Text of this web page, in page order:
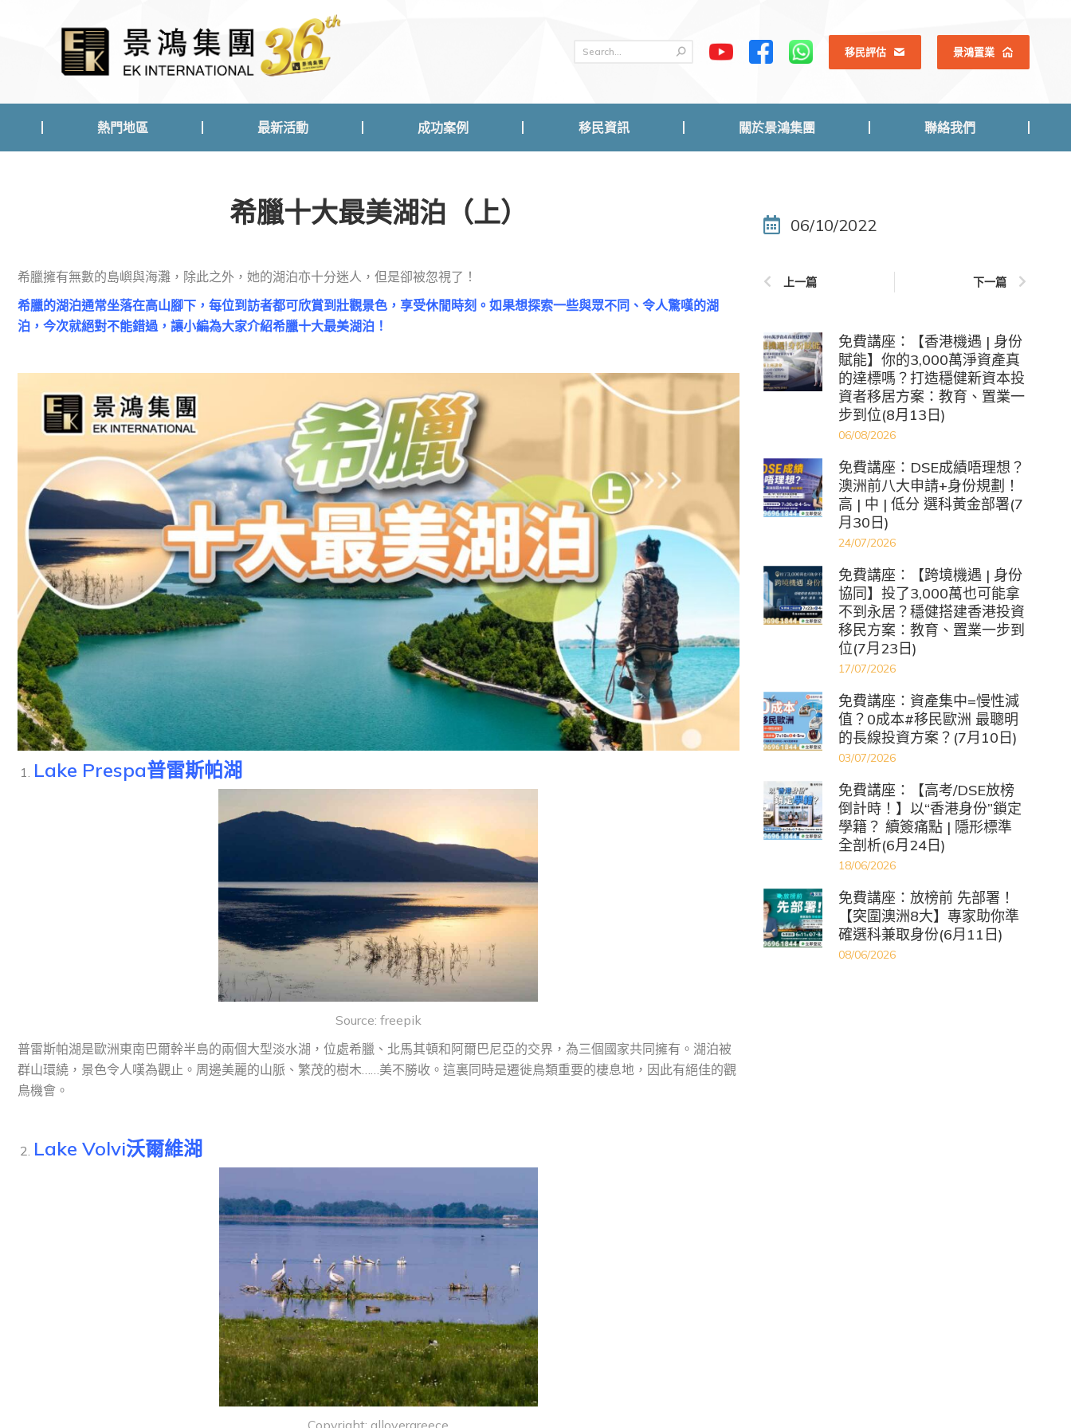
移民評估 景鴻置業
熱門地區 最新活動 成功案例 移民資訊 關於景鴻集團 聯絡我們
希臘十大最美湖泊（上）
希臘擁有無數的島嶼與海灘，除此之外，她的湖泊亦十分迷人，但是卻被忽視了！
希臘的湖泊通常坐落在高山腳下，每位到訪者都可欣賞到壯觀景色，享受休閒時刻。如果想探索一些與眾不同、令人驚嘆的湖
泊，今次就絕對不能錯過，讓小編為大家介紹希臘十大最美湖泊！
Lake Prespa普雷斯帕湖
Source: freepik
普雷斯帕湖是歐洲東南巴爾幹半島的兩個大型淡水湖，位處希臘、北馬其頓和阿爾巴尼亞的交界，為三個國家共同擁有。湖泊被
群山環繞，景色令人嘆為觀止。周邊美麗的山脈、繁茂的樹木……美不勝收。這裏同時是遷徙鳥類重要的棲息地，因此有絕佳的觀
鳥機會。
Lake Volvi沃爾維湖
06/10/2022
上一篇 下一篇
免費講座：【香港機遇 | 身份
賦能】你的3,000萬淨資產真
的達標嗎？打造穩健新資本投
資者移居方案：教育、置業一
步到位(8月13日)
06/08/2026
免費講座：DSE成績唔理想？
澳洲前八大申請+身份規劃！
高 | 中 | 低分 選科黃金部署(7
月30日)
24/07/2026
免費講座：【跨境機遇 | 身份
協同】投了3,000萬也可能拿
不到永居？穩健搭建香港投資
移民方案：教育、置業一步到
位(7月23日)
17/07/2026
免費講座：資產集中=慢性減
值？0成本#移民歐洲 最聰明
的長線投資方案？(7月10日)
03/07/2026
免費講座：【高考/DSE放榜
倒計時！】以“香港身份”鎖定
學籍？ 續簽痛點 | 隱形標準
全剖析(6月24日)
18/06/2026
免費講座：放榜前 先部署！
【突圍澳洲8大】專家助你準
確選科兼取身份(6月11日)
08/06/2026
熱門地區 最新活動